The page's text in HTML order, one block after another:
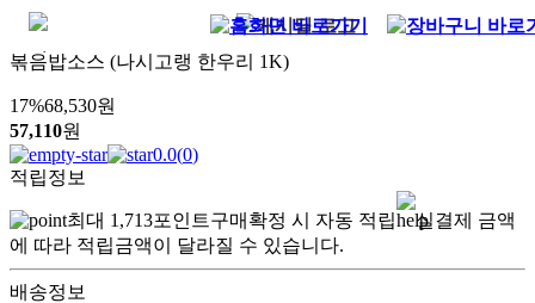
볶음밥소스 (나시고랭 한우리 1K)
17%68,530원
57,110원
0.0(0)
적립정보
최대 1,713포인트구매확정 시 자동 적립
실결제 금액
에 따라 적립금액이 달라질 수 있습니다.
배송정보